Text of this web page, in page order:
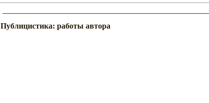
Публицистика: работы автора